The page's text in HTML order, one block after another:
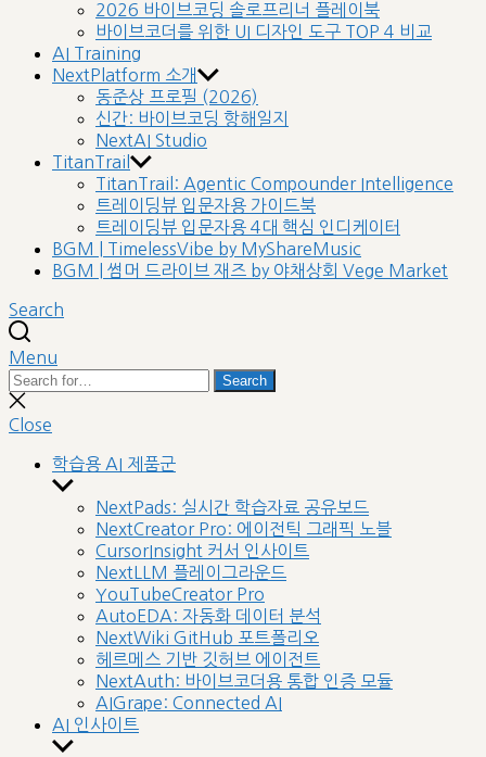
2026 바이브코딩 솔로프리너 플레이북
바이브코더를 위한 UI 디자인 도구 TOP 4 비교
AI Training
NextPlatform 소개
동준상 프로필 (2026)
신간: 바이브코딩 항해일지
NextAI Studio
TitanTrail
TitanTrail: Agentic Compounder Intelligence
트레이딩뷰 입문자용 가이드북
트레이딩뷰 입문자용 4대 핵심 인디케이터
BGM | TimelessVibe by MyShareMusic
BGM | 썸머 드라이브 재즈 by 야채상회 Vege Market
Search
Menu
Search
for:
Search
Close
search
Close
학습용 AI 제품군
Show
sub
menu
NextPads: 실시간 학습자료 공유보드
NextCreator Pro: 에이전틱 그래픽 노블
CursorInsight 커서 인사이트
NextLLM 플레이그라운드
YouTubeCreator Pro
AutoEDA: 자동화 데이터 분석
NextWiki GitHub 포트폴리오
헤르메스 기반 깃허브 에이전트
NextAuth: 바이브코더용 통합 인증 모듈
AIGrape: Connected AI
AI 인사이트
Show